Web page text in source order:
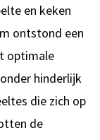
en keken
ontstond een
optimale
hinderlijk
die zich op
de